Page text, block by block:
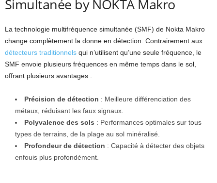
Simultanée by NOKTA Makro
La technologie multifréquence simultanée (SMF) de Nokta Makro
change complètement la donne en détection. Contrairement aux
détecteurs traditionnels qui n’utilisent qu’une seule fréquence, le
SMF envoie plusieurs fréquences en même temps dans le sol,
offrant plusieurs avantages :
Précision de détection : Meilleure différenciation des
métaux, réduisant les faux signaux.
Polyvalence des sols : Performances optimales sur tous
types de terrains, de la plage au sol minéralisé.
Profondeur de détection : Capacité à détecter des objets
enfouis plus profondément.